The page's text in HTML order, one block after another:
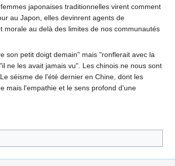
japonaises traditionnelles virent comment
au Japon, elles devinrent agents de
au delà des limites de nos communautés
son petit doigt demain" mais "ronflerait avec la
ne les avait jamais vu". Les chinois ne nous sont
séisme de l'été dernier en Chine, dont les
mais l'empathie et le sens profond d'une